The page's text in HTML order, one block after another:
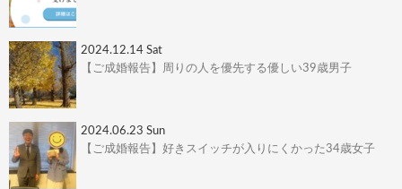
2024.12.14 Sat
【ご成婚報告】周りの人を優先する優しい39歳男子
2024.06.23 Sun
【ご成婚報告】好きスイッチが入りにくかった34歳女子